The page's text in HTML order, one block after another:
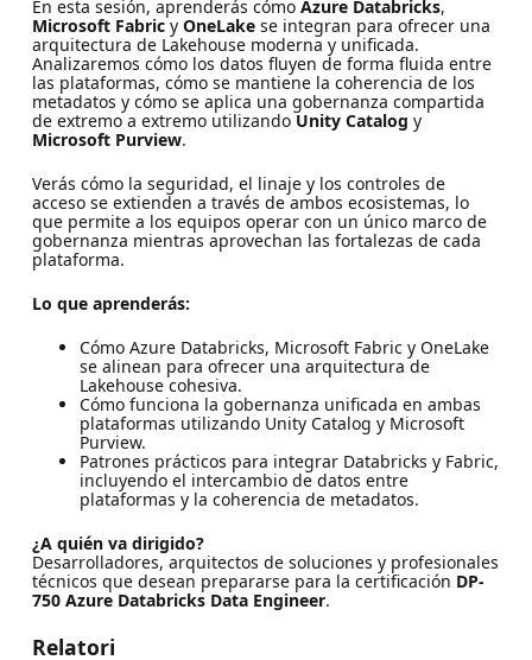
En esta sesión, aprenderás cómo Azure Databricks,
Microsoft Fabricy OneLakese integran para ofrecer una
arquitectura de Lakehouse moderna y unificada.
Analizaremos cómo los datos fluyen de forma fluida entre
las plataformas, cómo se mantiene la coherencia de los
metadatos y cómo se aplica una gobernanza compartida
de extremo a extremo utilizandoUnity Catalog y
Microsoft Purview.
Verás cómo la seguridad, el linaje y los controles de
acceso se extienden a través de ambos ecosistemas, lo
que permite a los equipos operar con un único marco de
gobernanza mientras aprovechan las fortalezas de cada
plataforma.
Lo que aprenderás:
Cómo Azure Databricks, Microsoft Fabric y OneLake
se alinean para ofrecer una arquitectura de
Lakehouse cohesiva.
Cómo funciona la gobernanza unificada en ambas
plataformas utilizando Unity Catalog y Microsoft
Purview.
Patrones prácticos para integrar Databricks y Fabric,
incluyendo el intercambio de datos entre
plataformas y la coherencia de metadatos.
¿A quién va dirigido?
Desarrolladores, arquitectos de soluciones y profesionales
técnicos que desean prepararse para la certificación DP-
750 Azure Databricks Data Engineer.
Relatori